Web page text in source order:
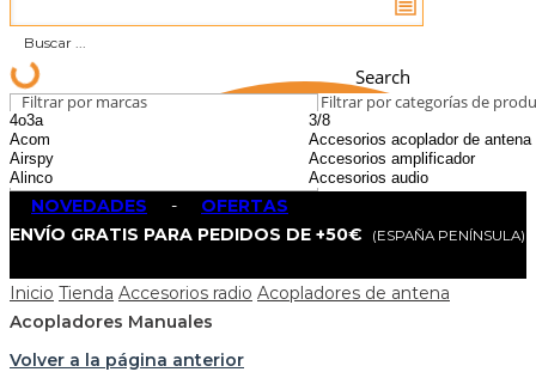
Search
Filtrar por marcas Filtrar por categorías de
NOVEDADES - OFERTAS
ENVÍO GRATIS PARA PEDIDOS DE +50€
(ESPAÑA PENÍNSULA)
Inicio Tienda Accesorios radio Acopladores de antena
Acopladores Manuales
Volver a la página anterior